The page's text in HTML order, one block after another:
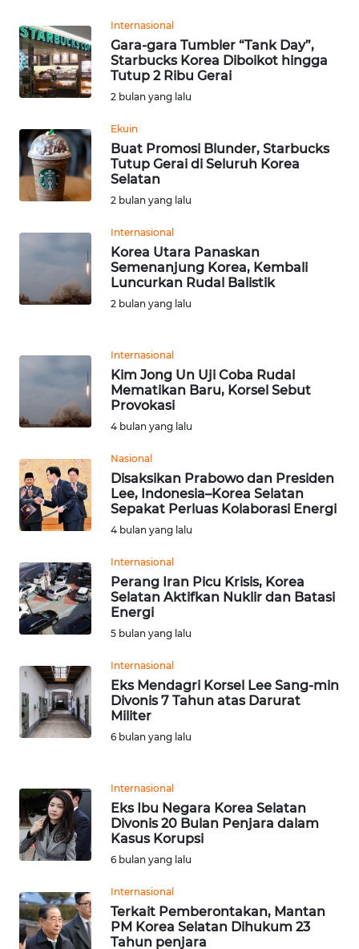
Internasional
Gara-gara Tumbler “Tank Day”,
Starbucks Korea Diboikot hingga
Tutup 2 Ribu Gerai
2 bulan yang lalu
Ekuin
Buat Promosi Blunder, Starbucks
Tutup Gerai di Seluruh Korea
Selatan
2 bulan yang lalu
Internasional
Korea Utara Panaskan
Semenanjung Korea, Kembali
Luncurkan Rudal Balistik
2 bulan yang lalu
Internasional
Kim Jong Un Uji Coba Rudal
Mematikan Baru, Korsel Sebut
Provokasi
4 bulan yang lalu
Nasional
Disaksikan Prabowo dan Presiden
Lee, Indonesia–Korea Selatan
Sepakat Perluas Kolaborasi Energi
4 bulan yang lalu
Internasional
Perang Iran Picu Krisis, Korea
Selatan Aktifkan Nuklir dan Batasi
Energi
5 bulan yang lalu
Internasional
Eks Mendagri Korsel Lee Sang-min
Divonis 7 Tahun atas Darurat
Militer
6 bulan yang lalu
Internasional
Eks Ibu Negara Korea Selatan
Divonis 20 Bulan Penjara dalam
Kasus Korupsi
6 bulan yang lalu
Internasional
Terkait Pemberontakan, Mantan
PM Korea Selatan Dihukum 23
Tahun penjara
INFO
IKLAN
TENTANG
PEDOMAN
MEDIA
SIBER
Wahana
WN
WN
JAKARTA
JABAR
WN
BANTEN
NTT
WN
KEPRI
PAPUA
WN
PAPUA
WN
RIAU